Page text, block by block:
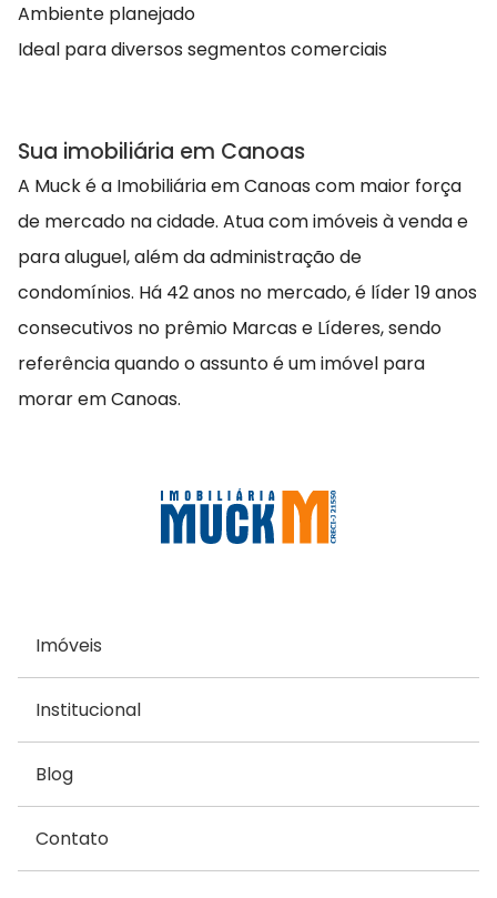
Ambiente planejado
Ideal para diversos segmentos comerciais
Sua imobiliária em Canoas
A Muck é a Imobiliária em Canoas com maior força
de mercado na cidade. Atua com imóveis à venda e
para aluguel, além da administração de
condomínios. Há 42 anos no mercado, é líder 19 anos
consecutivos no prêmio Marcas e Líderes, sendo
referência quando o assunto é um imóvel para
morar em Canoas.
Imóveis
Institucional
Blog
Contato